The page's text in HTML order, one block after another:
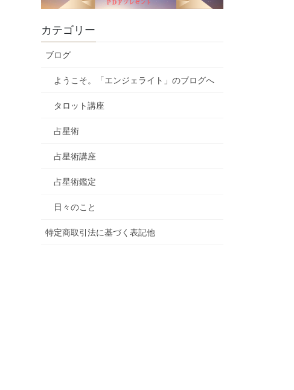
カテゴリー
ブログ
ようこそ。「エンジェライト」のブログへ
タロット講座
占星術
占星術講座
占星術鑑定
日々のこと
特定商取引法に基づく表記他